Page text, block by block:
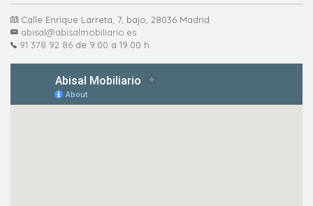
Calle Enrique Larreta, 7, bajo, 28036 Madrid
abisal@abisalmobiliario.es
91 378 92 86 de 9:00 a 19:00 h.